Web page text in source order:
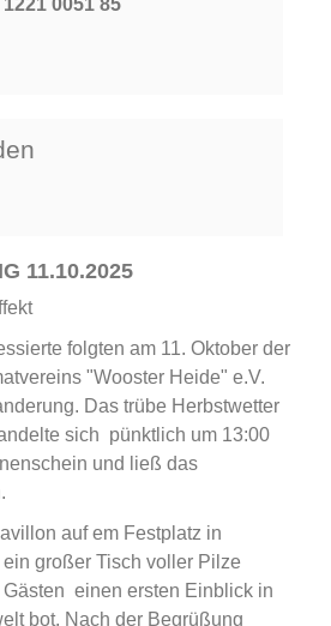
0051 85
11.10.2025
folgten am 11. Oktober der
"Wooster Heide" e.V.
Das trübe Herbstwetter
sich pünktlich um 13:00
und ließ das
auf em Festplatz in
großer Tisch voller Pilze
Gästen einen ersten Einblick in
bot. Nach der Begrüßung